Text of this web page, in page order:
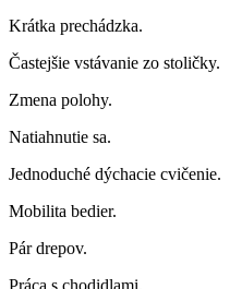
Krátka prechádzka.
Častejšie vstávanie zo stoličky.
Zmena polohy.
Natiahnutie sa.
Jednoduché dýchacie cvičenie.
Mobilita bedier.
Pár drepov.